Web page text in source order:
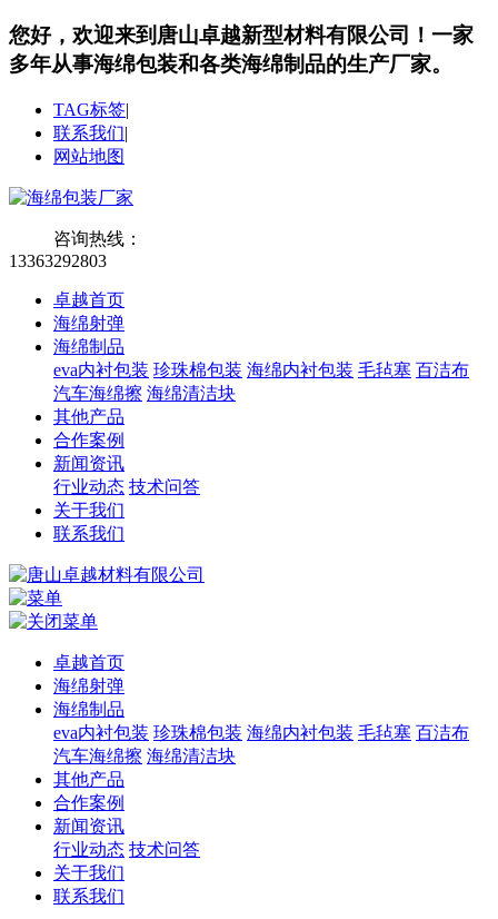
您好，欢迎来到唐山卓越新型材料有限公司！ 一家
多年从事海绵包装和各类海绵制品的生产厂家。
TAG标签|
联系我们|
网站地图
咨询热线：
13363292803
卓越首页
海绵射弹
海绵制品
eva内衬包装 珍珠棉包装 海绵内衬包装 毛毡塞 百洁布
汽车海绵擦 海绵清洁块
其他产品
合作案例
新闻资讯
行业动态 技术问答
关于我们
联系我们
卓越首页
海绵射弹
海绵制品
eva内衬包装 珍珠棉包装 海绵内衬包装 毛毡塞 百洁布
汽车海绵擦 海绵清洁块
其他产品
合作案例
新闻资讯
行业动态 技术问答
关于我们
联系我们